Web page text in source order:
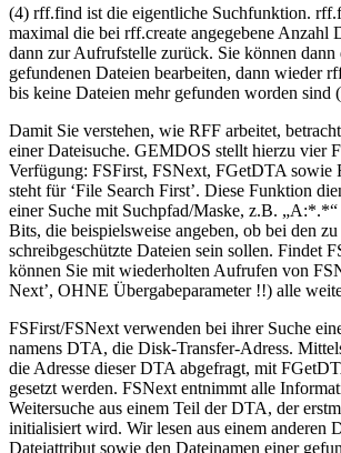
(4) rff.find ist die eigentliche Suchfunktion.
maximal die bei rff.create angegebene Anzahl
dann zur Aufrufstelle zurück. Sie können dann
gefundenen Dateien bearbeiten, dann wieder
bis keine Dateien mehr gefunden worden sind
Damit Sie verstehen, wie RFF arbeitet,
einer Dateisuche. GEMDOS stellt hierzu vier
Verfügung: FSFirst, FSNext, FGetDTA sowie
steht für ‘File Search First’. Diese Funktion
einer Suche mit Suchpfad/Maske, z.B.
Bits, die beispielsweise angeben, ob bei den
schreibgeschützte Dateien sein sollen. Findet
können Sie mit wiederholten Aufrufen von
Next’, OHNE Übergabeparameter !!) alle
FSFirst/FSNext verwenden bei ihrer Suche
namens DTA, die Disk-Transfer-Adress.
die Adresse dieser DTA abgefragt, mit
gesetzt werden. FSNext entnimmt alle
Weitersuche aus einem Teil der DTA, der
initialisiert wird. Wir lesen aus einem anderen
Dateiattribut sowie den Dateinamen einer